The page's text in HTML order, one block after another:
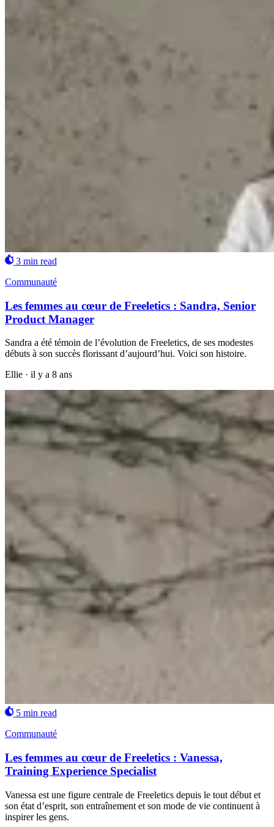
3 min read
Communauté
Les femmes au cœur de Freeletics : Sandra, Senior
Product Manager
Sandra a été témoin de l’évolution de Freeletics, de ses modestes
débuts à son succès florissant d’aujourd’hui. Voici son histoire.
Ellie · il y a 8 ans
5 min read
Communauté
Les femmes au cœur de Freeletics : Vanessa,
Training Experience Specialist
Vanessa est une figure centrale de Freeletics depuis le tout début et
son état d’esprit, son entraînement et son mode de vie continuent à
inspirer les gens.